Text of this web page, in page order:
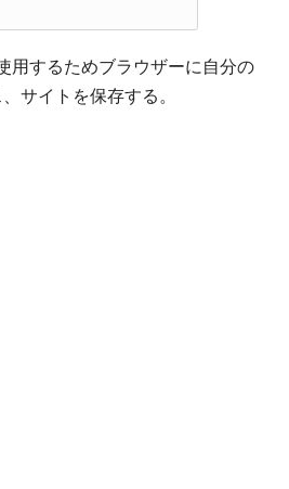
用するためブラウザーに自分の
サイトを保存する。